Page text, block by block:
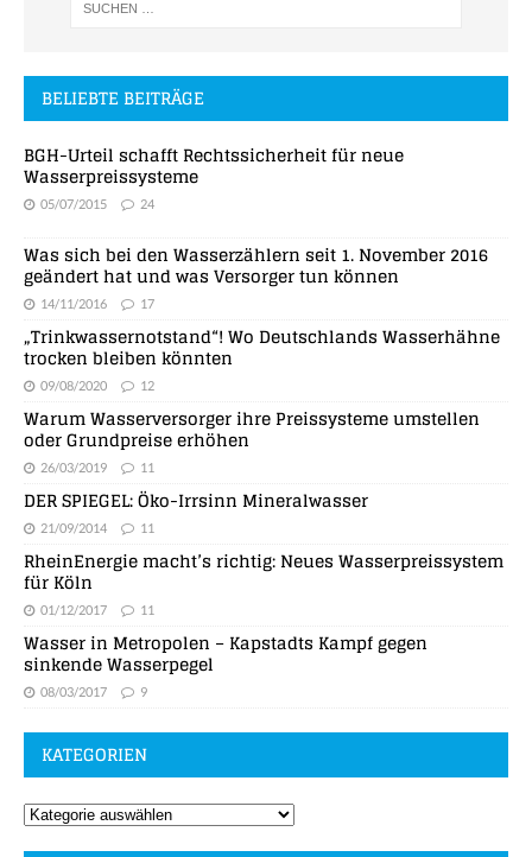
BELIEBTE BEITRÄGE
BGH-Urteil schafft Rechtssicherheit für neue
Wasserpreissysteme
05/07/2015 24
Was sich bei den Wasserzählern seit 1. November 2016
geändert hat und was Versorger tun können
14/11/2016 17
„Trinkwassernotstand“! Wo Deutschlands Wasserhähne
trocken bleiben könnten
09/08/2020 12
Warum Wasserversorger ihre Preissysteme umstellen
oder Grundpreise erhöhen
26/03/2019 11
DER SPIEGEL: Öko-Irrsinn Mineralwasser
21/09/2014 11
RheinEnergie macht’s richtig: Neues Wasserpreissystem
für Köln
01/12/2017 11
Wasser in Metropolen – Kapstadts Kampf gegen
sinkende Wasserpegel
08/03/2017 9
KATEGORIEN